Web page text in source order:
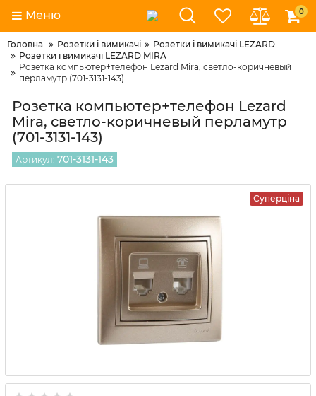
Меню 0
Головна Розетки і вимикачі
Розетки і вимикачі LEZARD
Розетки і вимикачі LEZARD MIRA
Розетка компьютер+телефон Lezard Mira, светло-коричневый
перламутр (701-3131-143)
Розетка компьютер+телефон Lezard
Mira, светло-коричневый перламутр
(701-3131-143)
Артикул: 701-3131-143
Суперціна